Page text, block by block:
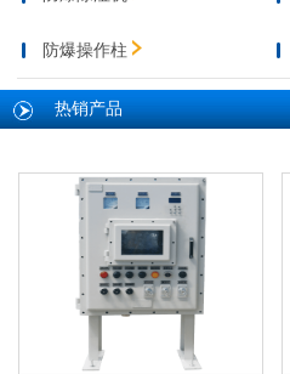
防爆操作柱
热销产品